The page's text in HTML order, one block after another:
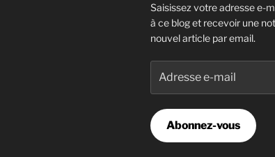
Saisissez votre adresse e-
à ce blog et recevoir une
nouvel article par email.
mail
Abonnez-vous